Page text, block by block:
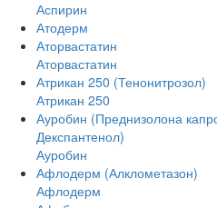
Аспирин
Атодерм
Аторвастатин
Аторвастатин
Атрикан 250 (Тенонитрозол)
Атрикан 250
Ауробин (Преднизолона
Декспантенол)
Ауробин
Афлодерм (Алклометазон)
Афлодерм